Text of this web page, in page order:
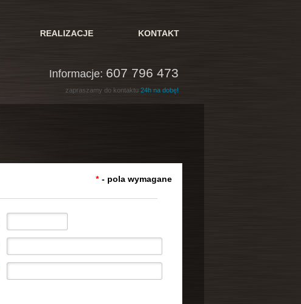
REALIZACJE KONTAKT
Informacje: 607 796 473
zapraszamy do kontaktu 24h na dobę!
*- pola wymagane